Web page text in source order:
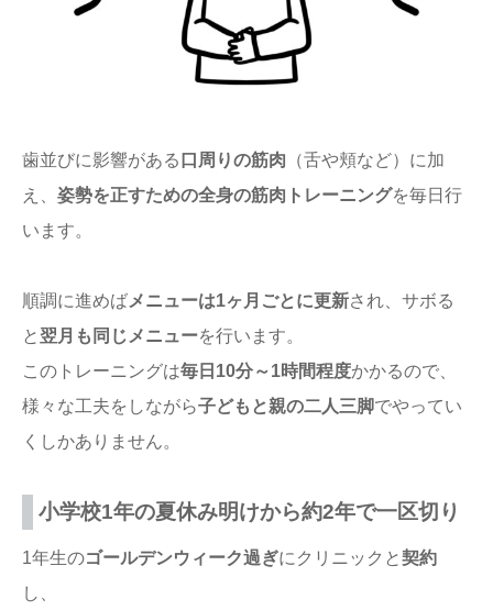
歯並びに影響がある 口周りの筋肉 （舌や頬など）に加
え、 姿勢を正すための全身の筋肉トレーニングを毎日行
います。
順調に進めばメニューは1ヶ月ごとに更新され、サボる
と 翌月も同じメニューを行います。
このトレーニングは毎日10分～1時間程度かかるので、
様々な工夫をしながら子どもと親の二人三脚でやってい
くしかありません。
小学校1年の夏休み明けから約2年で一区切り
1年生のゴールデンウィーク過ぎにクリニックと契約
し、